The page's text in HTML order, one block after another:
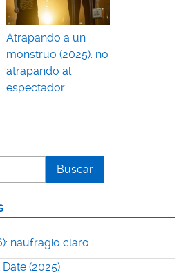
Atrapando a un
monstruo (2025): no
atrapando al
espectador
naufragio claro
(2025)